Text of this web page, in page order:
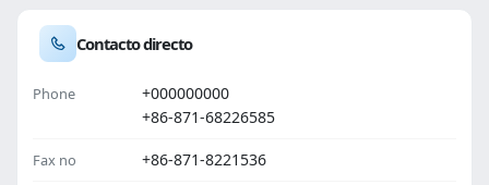
Contacto directo
Phone
+000000000
+86-871-68226585
Fax no +86-871-8221536